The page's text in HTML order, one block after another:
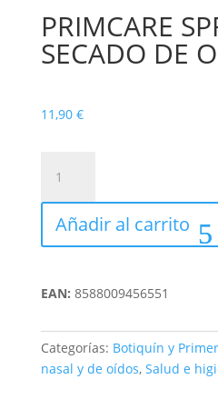
PRIMCARE
SECADO DE
11,90 €
SPRAY
SECADO
OÍDOS
ML
Añadir al carrito
EAN: 8588009456551
Categorías: Botiquín y
nasal y de oídos, Salud e